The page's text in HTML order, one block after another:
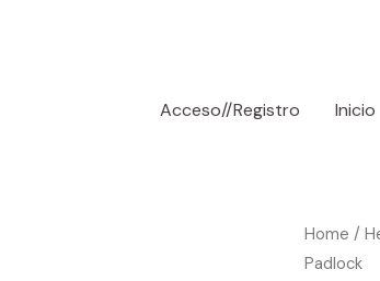
Acceso//Registro
Inicio
Home /
Padlock
12486
-